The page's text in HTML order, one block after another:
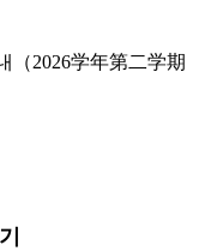
（2026学年第二学期